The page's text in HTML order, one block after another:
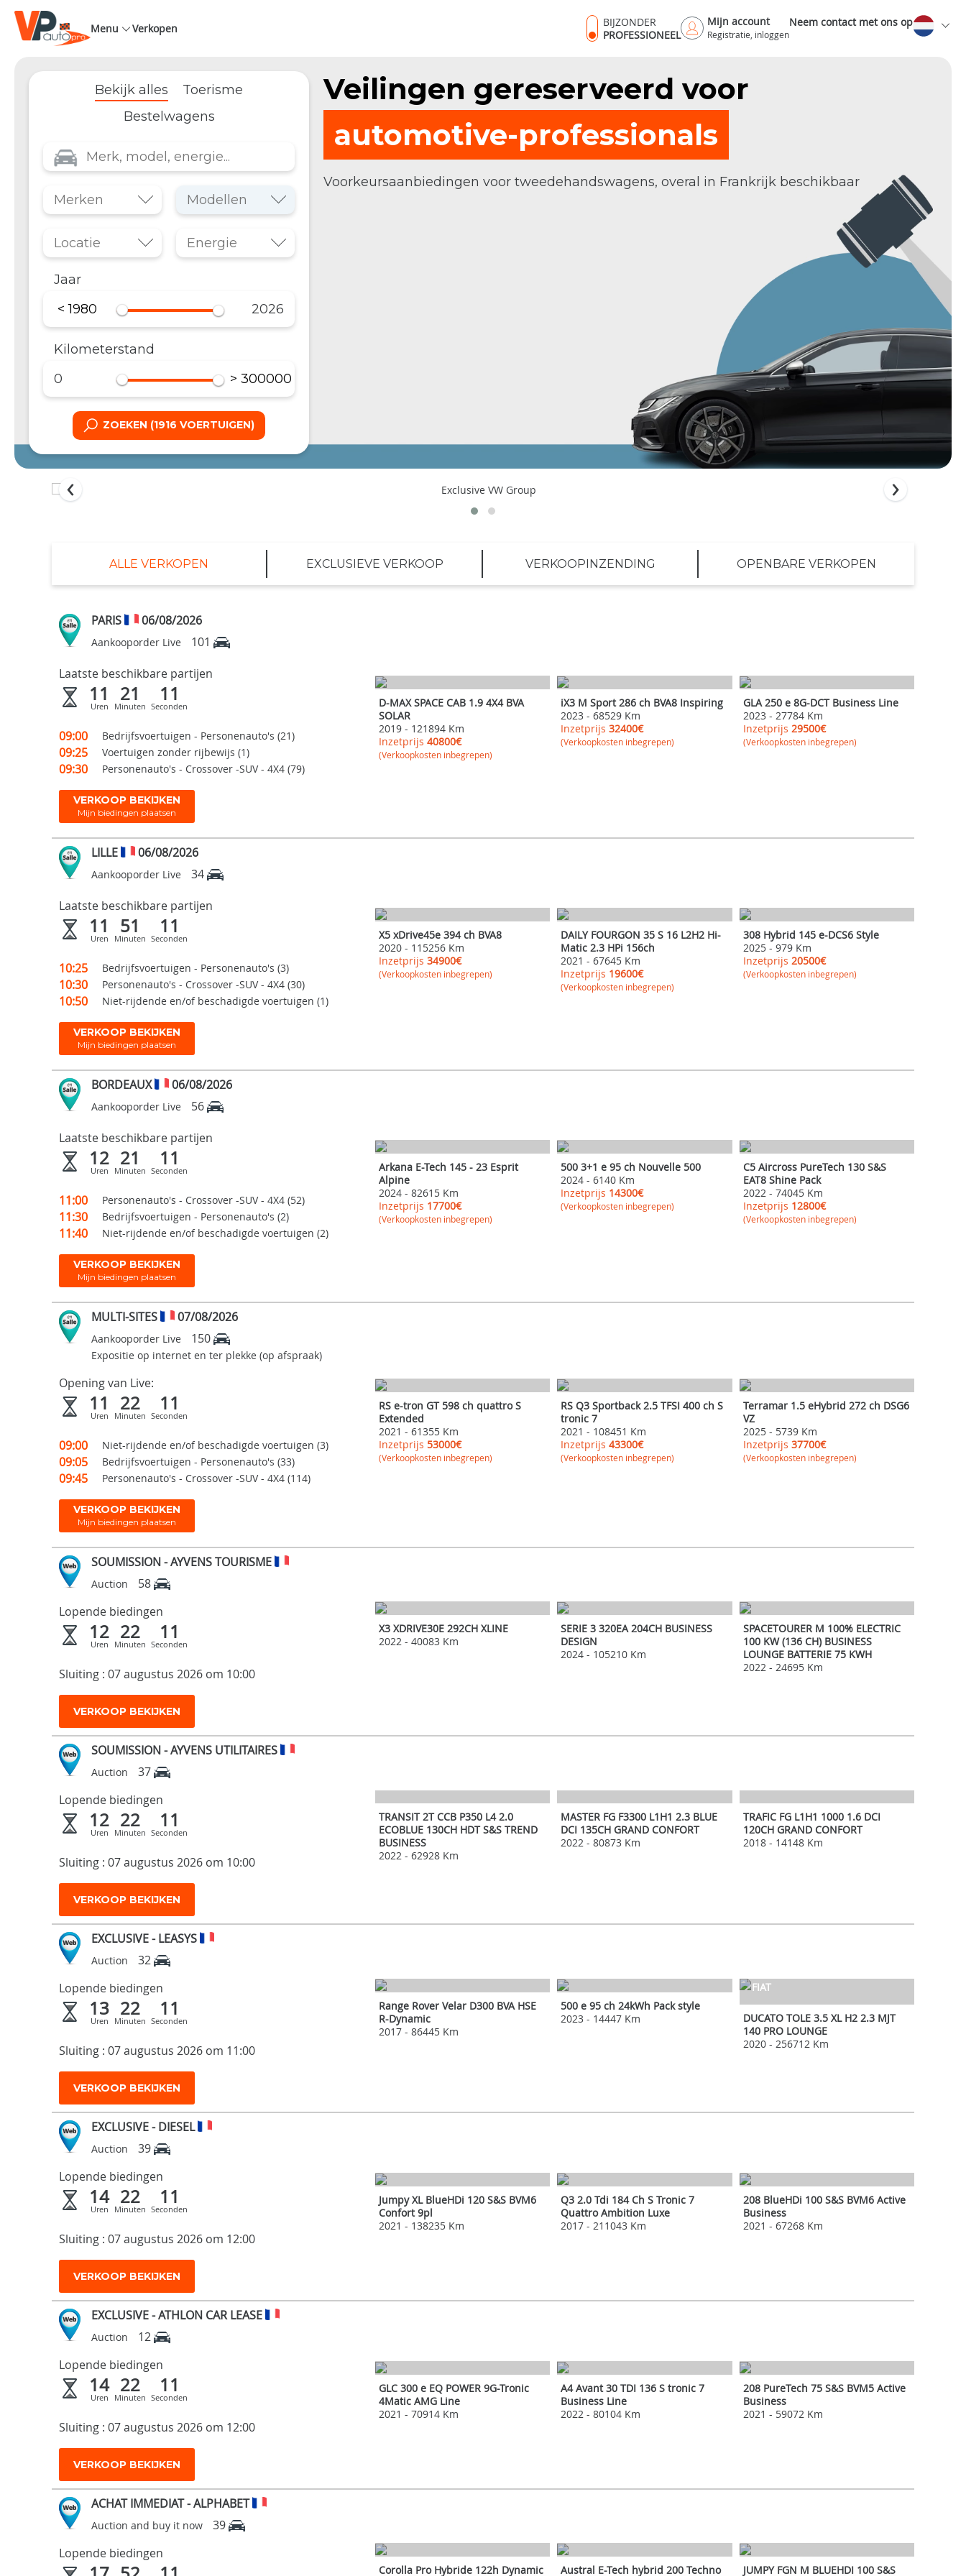
Menu Verkopen
BIJZONDER
PROFESSIONEEL
Mijn account
Registratie, inloggen
Neem contact met ons op
Veilingen gereserveerd voor
automotive-professionals
Voorkeursaanbiedingen voor tweedehandswagens, overal in Frankrijk beschikbaar
Bekijk alles
Toerisme
Bestelwagens
Jaar
< 1980
Kilometerstand
> 300000
ZOEKEN (1916 VOERTUIGEN)
‹ ›
ALLE VERKOPEN EXCLUSIEVE VERKOOP VERKOOPINZENDING OPENBARE VERKOPEN
PARIS 06/08/2026
Aankooporder Live 101
Laatste beschikbare partijen
11
Uren
21
Minuten
10
Seconden
09:00 Bedrijfsvoertuigen - Personenauto's (21)
09:25 Voertuigen zonder rijbewijs (1)
09:30 Personenauto's - Crossover -SUV - 4X4 (79)
VERKOOP BEKIJKEN
Mijn biedingen plaatsen
D-MAX SPACE CAB 1.9 4X4 BVA
SOLAR
2019 - 121894 Km
Inzetprijs 40800€
(Verkoopkosten inbegrepen)
iX3 M Sport 286 ch BVA8 Inspiring
2023 -68529 Km
Inzetprijs 32400€
(Verkoopkosten inbegrepen)
GLA 250 e 8G-DCT Business Line
2023- 27784 Km
Inzetprijs 29500€
(Verkoopkosten inbegrepen)
LILLE 06/08/2026
Aankooporder Live 34
Laatste beschikbare partijen
11
Uren
51
Minuten
10
Seconden
10:25 Bedrijfsvoertuigen - Personenauto's (3)
10:30 Personenauto's - Crossover -SUV - 4X4 (30)
10:50 Niet-rijdende en/of beschadigde voertuigen (1)
VERKOOP BEKIJKEN
Mijn biedingen plaatsen
X5 xDrive45e 394 ch BVA8
2020 - 115256 Km
Inzetprijs 34900€
(Verkoopkosten inbegrepen)
DAILY FOURGON 35 S 16 L2H2 Hi-
Matic 2.3 HPi 156ch
2021 -67645 Km
Inzetprijs 19600€
(Verkoopkosten inbegrepen)
308 Hybrid 145 e-DCS6 Style
2025- 979 Km
Inzetprijs 20500€
(Verkoopkosten inbegrepen)
BORDEAUX 06/08/2026
Aankooporder Live 56
Laatste beschikbare partijen
12
Uren
21
Minuten
10
Seconden
11:00 Personenauto's - Crossover -SUV - 4X4 (52)
11:30 Bedrijfsvoertuigen - Personenauto's (2)
11:40 Niet-rijdende en/of beschadigde voertuigen (2)
VERKOOP BEKIJKEN
Mijn biedingen plaatsen
Arkana E-Tech 145 - 23 Esprit
Alpine
2024 - 82615 Km
Inzetprijs 17700€
(Verkoopkosten inbegrepen)
500 3+1 e 95 ch Nouvelle 500
2024 -6140 Km
Inzetprijs 14300€
(Verkoopkosten inbegrepen)
C5 Aircross PureTech 130 S&S
EAT8 Shine Pack
2022- 74045 Km
Inzetprijs 12800€
(Verkoopkosten inbegrepen)
MULTI-SITES 07/08/2026
Aankooporder Live 150
Expositie op internet en ter plekke (op afspraak)
Opening van Live:
11
Uren
22
Minuten
10
Seconden
09:00 Niet-rijdende en/of beschadigde voertuigen (3)
09:05 Bedrijfsvoertuigen - Personenauto's (33)
09:45 Personenauto's - Crossover -SUV - 4X4 (114)
VERKOOP BEKIJKEN
Mijn biedingen plaatsen
RS e-tron GT 598 ch quattro S
Extended
2021 - 61355 Km
Inzetprijs 53000€
(Verkoopkosten inbegrepen)
RS Q3 Sportback 2.5 TFSI 400 ch S
tronic 7
2021 - 108451 Km
Inzetprijs 43300€
(Verkoopkosten inbegrepen)
Terramar 1.5 eHybrid 272 ch DSG6
VZ
2025- 5739 Km
Inzetprijs 37700€
(Verkoopkosten inbegrepen)
SOUMISSION - AYVENS TOURISME
Auction
58
Lopende biedingen
12
Uren
22
Minuten
10
Seconden
Sluiting : 07 augustus 2026 om 10:00
VERKOOP BEKIJKEN
X3 XDRIVE30E 292CH XLINE
2022 - 40083 Km
SERIE 3 320EA 204CH BUSINESS
DESIGN
2024 - 105210 Km
SPACETOURER M 100% ELECTRIC
100 KW (136 CH) BUSINESS
LOUNGE BATTERIE 75 KWH
2022- 24695 Km
SOUMISSION - AYVENS UTILITAIRES
Auction
37
Lopende biedingen
12
Uren
22
Minuten
10
Seconden
Sluiting : 07 augustus 2026 om 10:00
VERKOOP BEKIJKEN
TRANSIT 2T CCB P350 L4 2.0
ECOBLUE 130CH HDT S&S TREND
BUSINESS
2022 - 62928 Km
MASTER FG F3300 L1H1 2.3 BLUE
DCI 135CH GRAND CONFORT
2022 -80873 Km
TRAFIC FG L1H1 1000 1.6 DCI
120CH GRAND CONFORT
2018- 14148 Km
EXCLUSIVE - LEASYS
Auction
32
Lopende biedingen
13
Uren
22
Minuten
10
Seconden
Sluiting : 07 augustus 2026 om 11:00
VERKOOP BEKIJKEN
Range Rover Velar D300 BVA HSE
R-Dynamic
2017 - 86445 Km
500 e 95 ch 24kWh Pack style
2023 - 14447 Km
FIAT
DUCATO TOLE 3.5 XL H2 2.3 MJT
140 PRO LOUNGE
2020- 256712 Km
EXCLUSIVE - DIESEL
Auction
39
Lopende biedingen
14
Uren
22
Minuten
10
Seconden
Sluiting : 07 augustus 2026 om 12:00
VERKOOP BEKIJKEN
Jumpy XL BlueHDi 120 S&S BVM6
Confort 9pl
2021 - 138235 Km
Q3 2.0 Tdi 184 Ch S Tronic 7
Quattro Ambition Luxe
2017 -211043 Km
208 BlueHDi 100 S&S BVM6 Active
Business
2021 - 67268 Km
EXCLUSIVE - ATHLON CAR LEASE
Auction
12
Lopende biedingen
14
Uren
22
Minuten
10
Seconden
Sluiting : 07 augustus 2026 om 12:00
VERKOOP BEKIJKEN
GLC 300 e EQ POWER 9G-Tronic
4Matic AMG Line
2021 - 70914 Km
A4 Avant 30 TDI 136 S tronic 7
Business Line
2022 -80104 Km
208 PureTech 75 S&S BVM5 Active
Business
2021 - 59072 Km
ACHAT IMMEDIAT - ALPHABET
Auction and buy it now
39
Lopende biedingen
Corolla Pro Hybride 122h Dynamic Austral E-Tech hybrid 200 Techno JUMPY FGN M BLUEHDI 100 S&S